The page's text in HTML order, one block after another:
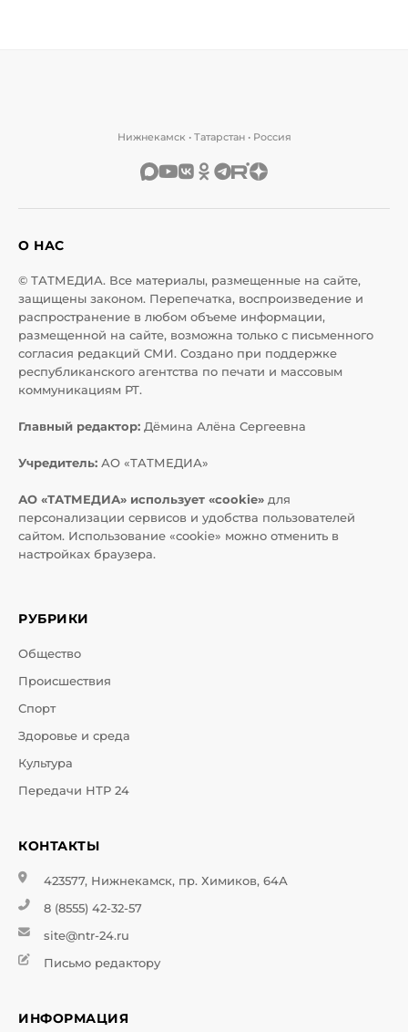
Нижнекамск • Татарстан • Россия
О НАС
© ТАТМЕДИА. Все материалы, размещенные на сайте,
защищены законом. Перепечатка, воспроизведение и
распространение в любом объеме информации,
размещенной на сайте, возможна только с письменного
согласия редакций СМИ. Создано при поддержке
республиканского агентства по печати и массовым
коммуникациям РТ.
Главный редактор: Дёмина Алёна Сергеевна
Учредитель: АО «ТАТМЕДИА»
АО «ТАТМЕДИА» использует «cookie» для
персонализации сервисов и удобства пользователей
сайтом. Использование «cookie» можно отменить в
настройках браузера.
РУБРИКИ
Общество
Происшествия
Спорт
Здоровье и среда
Культура
Передачи НТР 24
КОНТАКТЫ
423577, Нижнекамск, пр. Химиков, 64А
8 (8555) 42-32-57
site@ntr-24.ru
Письмо редактору
ИНФОРМАЦИЯ